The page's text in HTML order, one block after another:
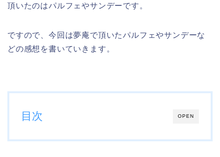
頂いたのはパルフェやサンデーです。
ですので、今回は夢庵で頂いたパルフェやサンデーな
どの感想を書いていきます。
OPEN
目次